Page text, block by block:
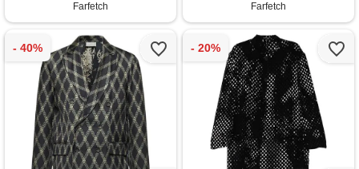
Farfetch
Farfetch